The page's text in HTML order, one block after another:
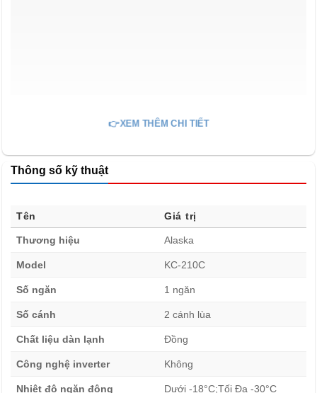
Với dung tích 300 lít, Tủ đông nắp kính Alaska 300 lít KC-
nước uống, thực phẩm đông lạnh và đồ chế biến sẵn.
Không gian tủ được bố trí hợp lý, đảm bảo luồng khí lạnh
👉XEM THÊM CHI TIẾT
Thông số kỹ thuật
Tên Giá trị
Thương hiệu Alaska
Model KC-210C
Số ngăn 1 ngăn
Số cánh 2 cánh lùa
Chất liệu dàn lạnh Đồng
Công nghệ inverter Không
Nhiệt độ ngăn đông Dưới -18°C;Tối Đa -30°C